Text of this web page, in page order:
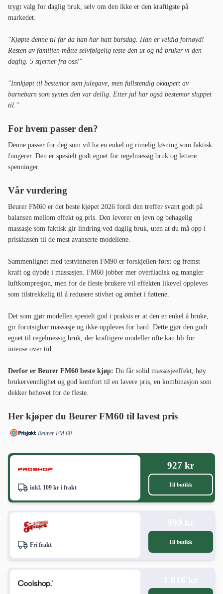
trygt valg for daglig bruk, selv om den ikke er den kraftigste på
markedet.
"Kjøpte denne til far da han har hatt bursdag. Han er veldig fornøyd!
Resten av familien måtte selvfølgelig teste den ut og nå bruker vi den
daglig. 5 stjerner fra oss!"
"Innkjøpt til bestemor som julegave, men fullstendig okkupert av
barnebarn som syntes den var deilig. Etter jul har også bestemor sluppet
til."
For hvem passer den?
Denne passer for deg som vil ha en enkel og rimelig løsning som faktisk
fungerer. Den er spesielt godt egnet for regelmessig bruk og lettere
spenninger.
Vår vurdering
Beurer FM60 er det beste kjøpet 2026 fordi den treffer svært godt på
balansen mellom effekt og pris. Den leverer en jevn og behagelig
massasje som faktisk gir lindring ved daglig bruk, uten at du må opp i
prisklassen til de mest avanserte modellene.
Sammenlignet med testvinneren FM90 er forskjellen først og fremst
kraft og dybde i massasjen. FM60 jobber mer overfladisk og mangler
luftkompresjon, men for de fleste brukere vil effekten likevel oppleves
som tilstrekkelig til å redusere stivhet og ømhet i føttene.
Det som gjør modellen spesielt god i praksis er at den er enkel å bruke,
gir forutsigbar massasje og ikke oppleves for hard. Dette gjør den godt
egnet til regelmessig bruk, der kraftigere modeller ofte kan bli for
intense over tid.
Derfor er Beurer FM60 beste kjøp: Du får solid massasjeeffekt, høy
brukervennlighet og god komfort til en lavere pris, en kombinasjon som
dekker behovet for de fleste.
Her kjøper du Beurer FM60 til lavest pris
Beurer FM 60
inkl. 109 kr i frakt
927 kr
Til butikk
Fri frakt Til butikk